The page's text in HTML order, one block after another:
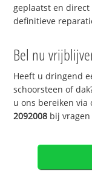
geplaatst en direct
definitieve
Bel nu
Heeft u dringend
schoorsteen of
u ons bereiken
2092008 bij